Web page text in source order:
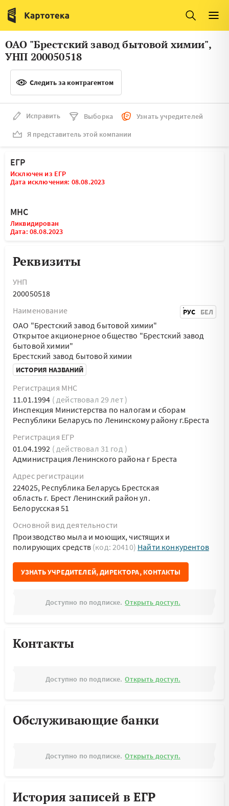
Италия
Люксембург
Литва
Латвия
Словения
Франция
Финляндия
Швеция
Мальта
ОАО "Брестский завод бытовой химии",
УНП 200050518
Следить за контрагентом
Исправить Выборка
Узнать учредителей
Я представитель этой компании
ЕГР
Исключен из ЕГР
Дата исключения: 08.08.2023
МНС
Ликвидирован
Дата: 08.08.2023
Реквизиты
УНП
200050518
Наименование
РУС БЕЛ
ОАО "Брестский завод бытовой химии"
Открытое акционерное общество "Брестский завод
бытовой химии"
Брестский завод бытовой химии
ИСТОРИЯ НАЗВАНИЙ
Регистрация МНС
11.01.1994 ( действовал 29 лет )
Инспекция Министерства по налогам и сборам
Республики Беларусь по Ленинскому району г.Бреста
Регистрация ЕГР
01.04.1992 ( действовал 31 год )
Администрация Ленинского района г Бреста
Адрес регистрации
224025, Республика Беларусь Брестская
область г. Брест Ленинский район ул.
Белорусская 51
Основной вид деятельности
Производство мыла и моющих, чистящих и
полирующих средств (код: 20410) Найти конкурентов
УЗНАТЬ УЧРЕДИТЕЛЕЙ, ДИРЕКТОРА, КОНТАКТЫ
Доступно по подписке. Открыть доступ.
Контакты
Доступно по подписке. Открыть доступ.
Обслуживающие банки
Доступно по подписке. Открыть доступ.
История записей в ЕГР